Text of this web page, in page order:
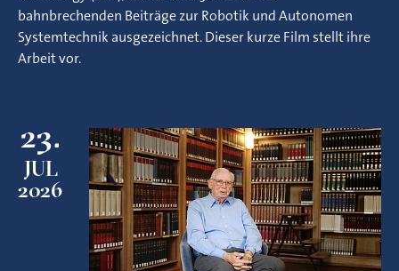
bahnbrechenden Beiträge zur Robotik und Autonomen
Systemtechnik ausgezeichnet. Dieser kurze Film stellt ihre
Arbeit vor.
23.
JUL
2026